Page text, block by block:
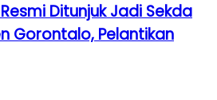
Ditunjuk Jadi Sekda
Gorontalo, Pelantikan